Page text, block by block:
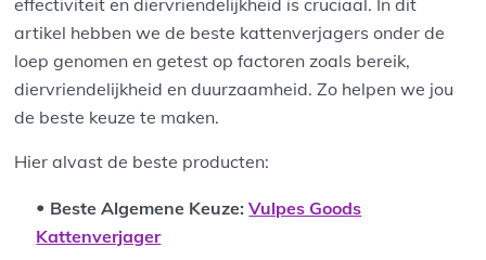
effectiviteit en diervriendelijkheid is cruciaal. In dit
artikel hebben we de beste kattenverjagers onder de
loep genomen en getest op factoren zoals bereik,
diervriendelijkheid en duurzaamheid. Zo helpen we jou
de beste keuze te maken.
Hier alvast de beste producten:
Beste Algemene Keuze:Vulpes Goods
Kattenverjager